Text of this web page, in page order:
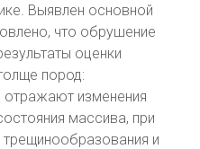
Выявлен основной
что обрушение
оценки
пород:
отражают изменения
массива, при
и